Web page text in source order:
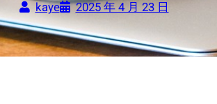
kaye 2025 年 4 月 23 日